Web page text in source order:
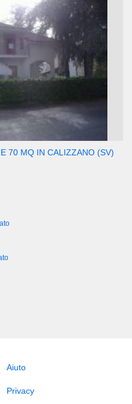
70 MQ IN CALIZZANO (SV)
Aiuto
Privacy